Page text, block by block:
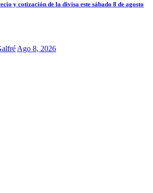
y cotización de la divisa este sábado 8 de agosto
Ago 8, 2026